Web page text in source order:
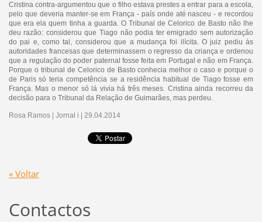
Cristina contra-argumentou que o filho estava prestes a entrar para a escola,
pelo que deveria manter-se em França - país onde até nasceu - e recordou
que era ela quem tinha a guarda. O Tribunal de Celorico de Basto não lhe
deu razão: considerou que Tiago não podia ter emigrado sem autorização
do pai e, como tal, considerou que a mudança foi ilícita. O juiz pediu às
autoridades francesas que determinassem o regresso da criança e ordenou
que a regulação do poder paternal fosse feita em Portugal e não em França.
Porque o tribunal de Celorico de Basto conhecia melhor o caso e porque o
de Paris só teria competência se a residência habitual de Tiago fosse em
França. Mas o menor só lá vivia há três meses. Cristina ainda recorreu da
decisão para o Tribunal da Relação de Guimarães, mas perdeu.
Rosa Ramos | Jornal i | 29.04.2014
« Voltar
Contactos